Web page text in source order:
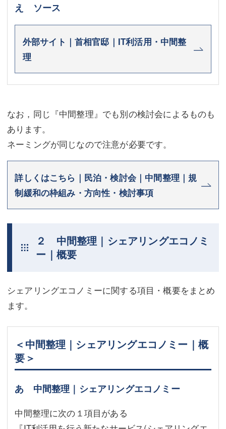
え ソース
外部サイト｜首相官邸｜IT利活用・中間整
理
なお，同じ『中間整理』でも別の検討会によるものも
あります。
ネーミングが同じなので注意が必要です。
詳しくはこちら｜民泊・検討会｜中間整理｜規
制緩和の枠組み・方向性・検討事項
２ 中間整理｜シェアリングエコノミ
ー｜概要
シェアリングエコノミーに関する項目・概要をまとめ
ます。
＜中間整理｜シェアリングエコノミー｜概
要＞
あ 中間整理｜シェアリングエコノミー
中間整理に次の１項目がある